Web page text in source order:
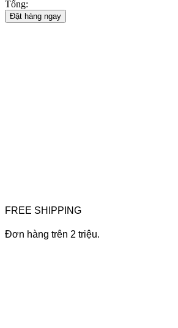
Tổng:
Đặt hàng ngay
FREE SHIPPING
Đơn hàng trên 2 triệu.